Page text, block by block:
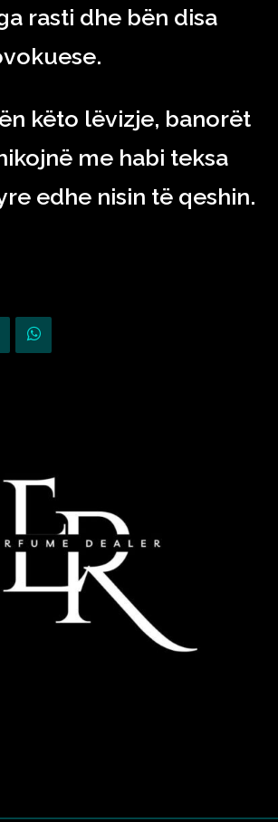
rasti dhe bën disa
këto lëvizje, banorët
me habi teksa
edhe nisin të qeshin.